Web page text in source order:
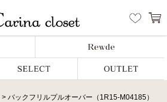
バックフリルプルオーバー（1R15-M04185）